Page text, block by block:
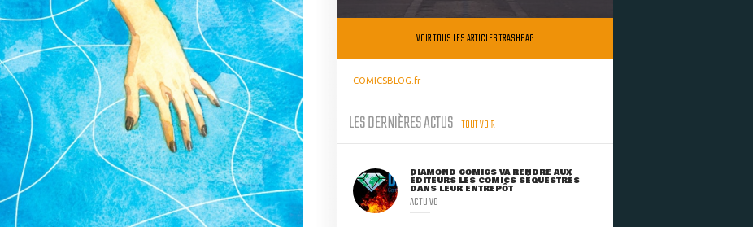
VOIR TOUS LES ARTICLES TRASHBAG
COMICSBLOG.fr
LES DERNIÈRES ACTUS TOUT VOIR
DIAMOND COMICS VA RENDRE AUX
ÉDITEURS LES COMICS SÉQUESTRÉS
DANS LEUR ENTREPÔT
ACTU VO